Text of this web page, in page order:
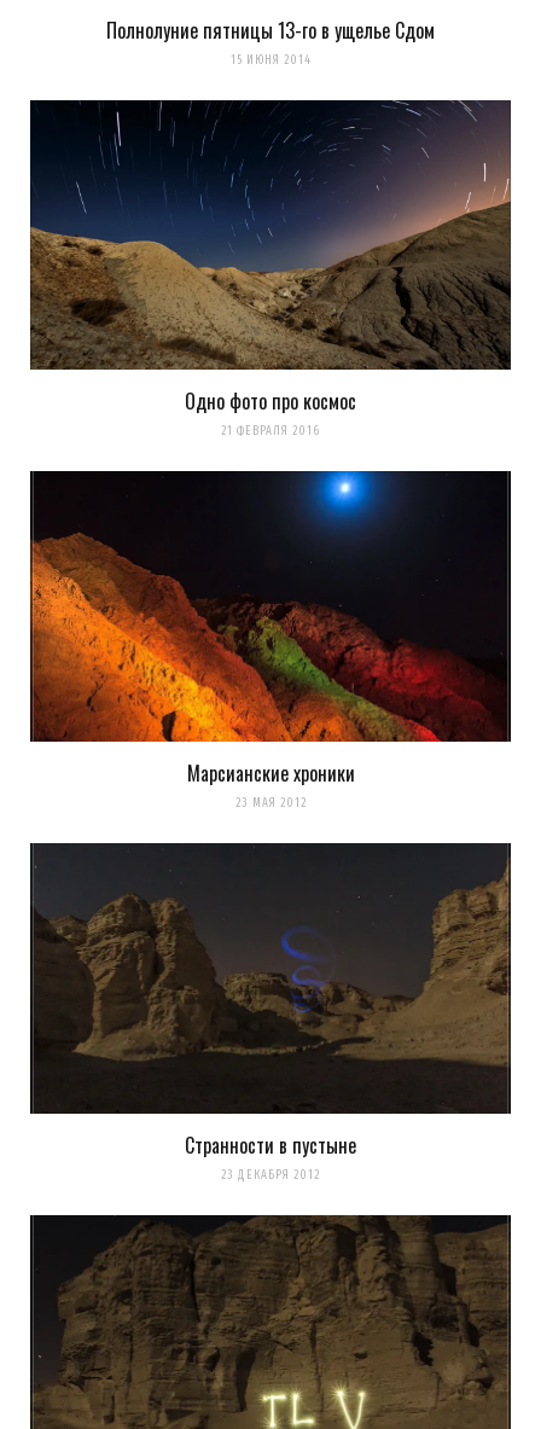
Сохранить моё имя, email и адрес сайта в этом браузере для
Уведомить меня о новых комментариях по email.
Уведомлять меня о новых записях почтой.
Оповещать о новых
комментариях. А можно простоподписаться на комментарии
Полнолуние пятницы 13-го в ущелье Сдом
15 ИЮНЯ 2014
Одно фото про космос
21 ФЕВРАЛЯ 2016
Марсианские хроники
23 МАЯ 2012
Странности в пустыне
23 ДЕКАБРЯ 2012